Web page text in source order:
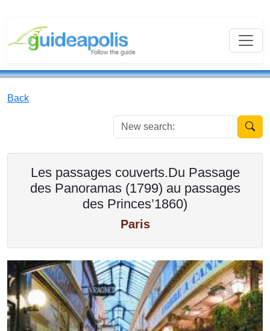
Back
New
Les passages couverts.Du Passage
des Panoramas (1799) au passages
des Princes’1860)
Paris